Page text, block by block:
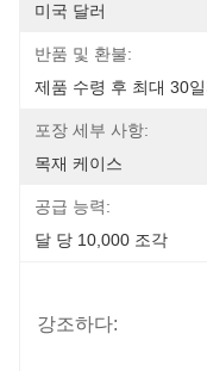
미국 달러
반품 및 환불:
제품 수령 후 최대 30
포장 세부 사항:
목재 케이스
공급 능력:
달 당 10,000 조각
강조하다: